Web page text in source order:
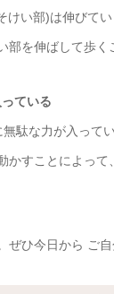
い部)は伸びて
部を伸ばして歩く
ている
駄な力が入って
かすことによって
ぜひ今日から ご